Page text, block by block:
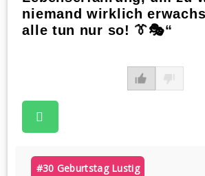
niemand wirklich
alle tun nur so! 👔🎭“
#30 Geburtstag Lustig